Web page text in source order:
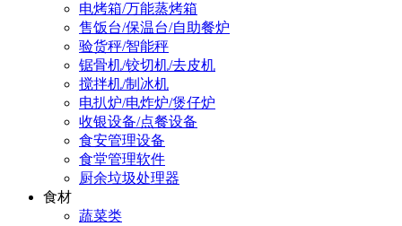
电烤箱/万能蒸烤箱
售饭台/保温台/自助餐炉
验货秤/智能秤
锯骨机/铰切机/去皮机
搅拌机/制冰机
电扒炉/电炸炉/煲仔炉
收银设备/点餐设备
食安管理设备
食堂管理软件
厨余垃圾处理器
食材
蔬菜类